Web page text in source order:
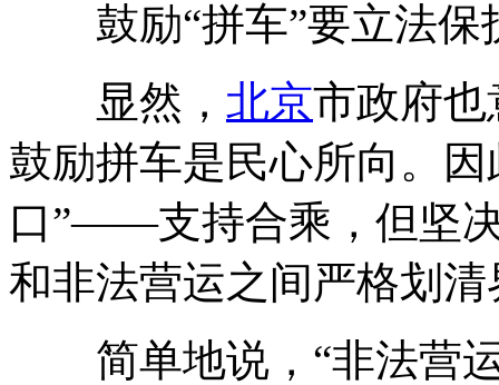
鼓励“拼车”要立法保
显然， 北京市政府
鼓励拼车是民心所向。
口”——支持合乘，但坚
和非法营运之间严格划
简单地说，“非法营运